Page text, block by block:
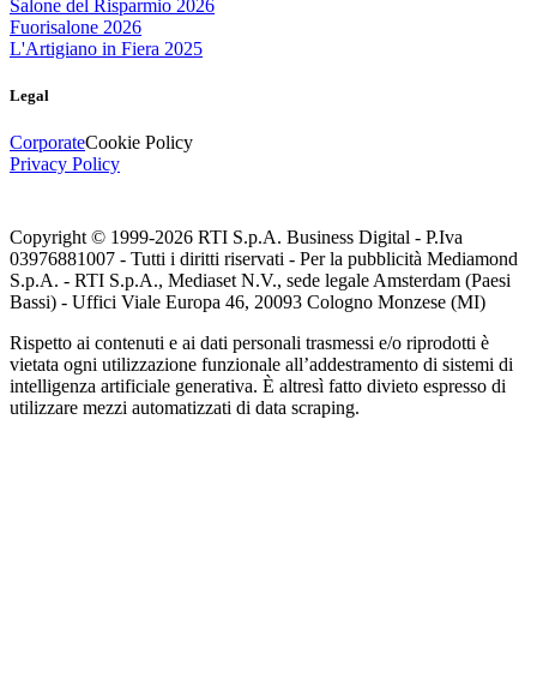
Salone del Risparmio 2026
Fuorisalone 2026
L'Artigiano in Fiera 2025
Legal
CorporateCookie Policy
Privacy Policy
Copyright © 1999-2026 RTI S.p.A. Business Digital - P.Iva
03976881007 - Tutti i diritti riservati - Per la pubblicità Mediamond
S.p.A. - RTI S.p.A., Mediaset N.V., sede legale Amsterdam (Paesi
Bassi) - Uffici Viale Europa 46, 20093 Cologno Monzese (MI)
Rispetto ai contenuti e ai dati personali trasmessi e/o riprodotti è
vietata ogni utilizzazione funzionale all’addestramento di sistemi di
intelligenza artificiale generativa. È altresì fatto divieto espresso di
utilizzare mezzi automatizzati di data scraping.